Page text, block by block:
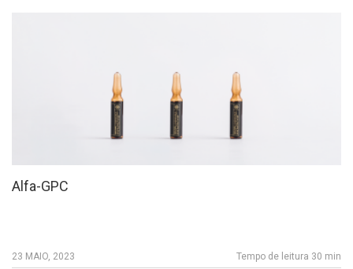
Alfa-GPC
23 MAIO, 2023 Tempo de leitura 30 min